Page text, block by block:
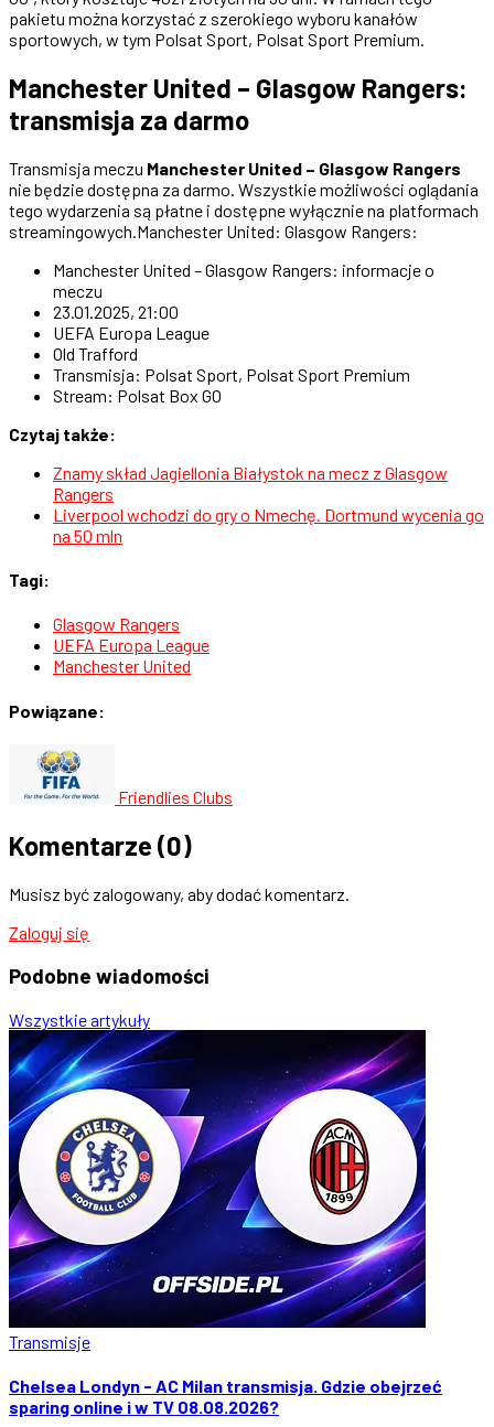
pakietu można korzystać z szerokiego wyboru kanałów
sportowych, w tym Polsat Sport, Polsat Sport Premium.
Manchester United – Glasgow Rangers:
transmisja za darmo
Transmisja meczu Manchester United – Glasgow Rangers
nie będzie dostępna za darmo. Wszystkie możliwości oglądania
tego wydarzenia są płatne i dostępne wyłącznie na platformach
streamingowych.Manchester United: Glasgow Rangers:
Manchester United – Glasgow Rangers: informacje o
meczu
23.01.2025, 21:00
UEFA Europa League
Old Trafford
Transmisja: Polsat Sport, Polsat Sport Premium
Stream: Polsat Box GO
Czytaj także:
Znamy skład Jagiellonia Białystok na mecz z Glasgow
Rangers
Liverpool wchodzi do gry o Nmechę. Dortmund wycenia go
na 50 mln
Tagi:
Glasgow Rangers
UEFA Europa League
Manchester United
Powiązane:
Friendlies Clubs
Komentarze (0)
Musisz być zalogowany, aby dodać komentarz.
Zaloguj się
Podobne wiadomości
Wszystkie artykuły
Transmisje
Chelsea Londyn - AC Milan transmisja. Gdzie obejrzeć
sparing online i w TV 08.08.2026?